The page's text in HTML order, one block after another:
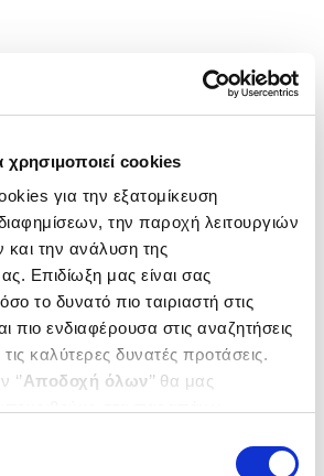
χρησιμοποιεί cookies
για την εξατομίκευση
την παροχή λειτουργιών
την ανάλυση της
Επιδίωξη μας είναι σας
το δυνατό πιο ταιριαστή στις
πιο ενδιαφέρουσα στις αναζητήσεις
καλύτερες δυνατές προτάσεις.
‘’Αποδοχή όλων’’ θα μας
επιλέξετε από τα παρακάτω με την